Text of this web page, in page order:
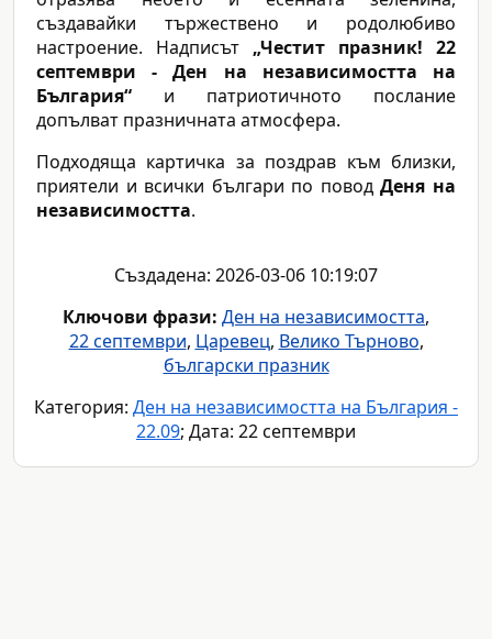
създавайки тържествено и родолюбиво
настроение. Надписът „Честит празник! 22
септември - Ден на независимостта на
България“ и патриотичното послание
допълват празничната атмосфера.
Подходяща картичка за поздрав към близки,
приятели и всички българи по поводДеня на
независимостта.
Създадена: 2026-03-06 10:19:07
Ключови фрази: Ден на независимостта,
22 септември, Царевец, Велико Търново,
български празник
Категория: Ден на независимостта на България -
22.09; Дата: 22 септември